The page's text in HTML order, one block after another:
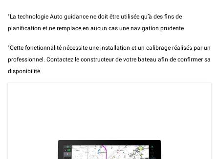
1 La technologie Auto guidance ne doit être utilisée qu’à des fins de
planification et ne remplace en aucun cas une navigation prudente
2Cette fonctionnalité nécessite une installation et un calibrage réalisés par un
professionnel. Contactez le constructeur de votre bateau afin de confirmer sa
disponibilité.